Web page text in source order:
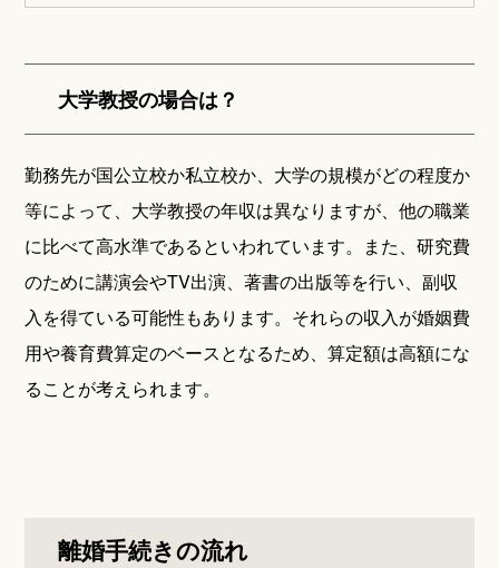
大学教授の場合は？
勤務先が国公立校か私立校か、大学の規模がどの程度か
等によって、大学教授の年収は異なりますが、他の職業
に比べて高水準であるといわれています。また、研究費
のために講演会やTV出演、著書の出版等を行い、副収
入を得ている可能性もあります。それらの収入が婚姻費
用や養育費算定のベースとなるため、算定額は高額にな
ることが考えられます。
離婚手続きの流れ